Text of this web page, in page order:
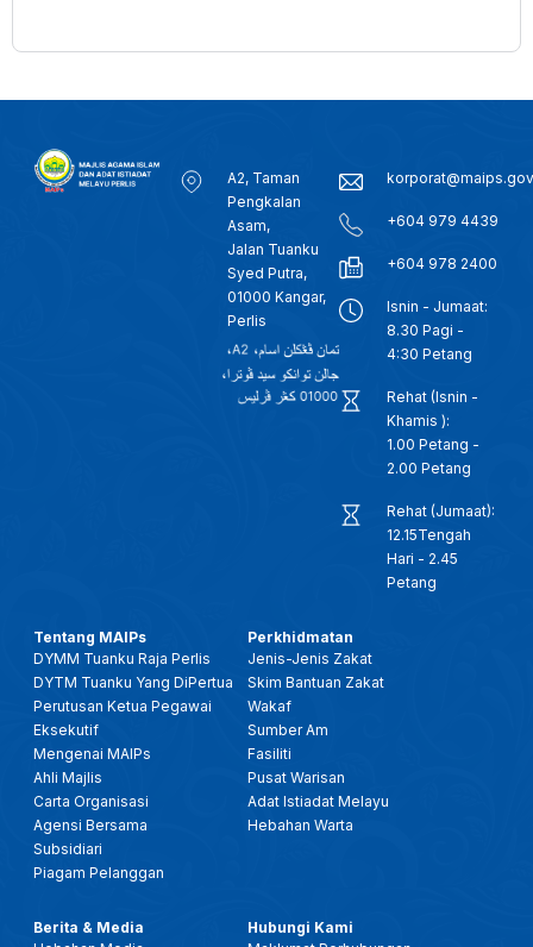
A2, Taman
Pengkalan
Asam,
Jalan Tuanku
Syed Putra,
01000 Kangar,
Perlis
+604 979 4439
+604 978 2400
Isnin - Jumaat:
8.30 Pagi -
4:30 Petang
Rehat (Isnin -
Khamis ):
1.00 Petang -
2.00 Petang
Rehat (Jumaat):
12.15Tengah
Hari - 2.45
Petang
Tentang MAIPs
DYMM Tuanku Raja Perlis
DYTM Tuanku Yang DiPertua
Perutusan Ketua Pegawai
Eksekutif
Mengenai MAIPs
Ahli Majlis
Carta Organisasi
Agensi Bersama
Subsidiari
Piagam Pelanggan
Perkhidmatan
Jenis-Jenis Zakat
Skim Bantuan Zakat
Wakaf
Sumber Am
Fasiliti
Pusat Warisan
Adat Istiadat Melayu
Hebahan Warta
Berita & Media
Hubungi Kami